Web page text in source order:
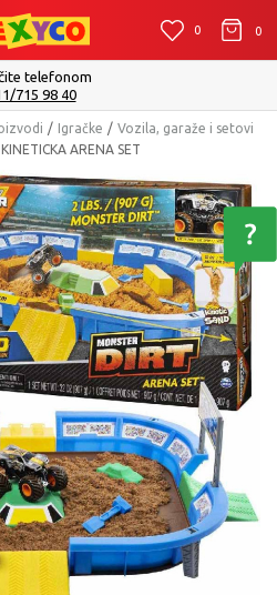
0 0 0
telefonom
715 98 40
Igračke
Vozila, garaže i setovi
ARENA SET